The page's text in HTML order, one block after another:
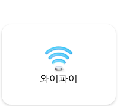
과 조화
치해 있
사지를 주문하거
레스토랑과 관광
있습니다. 사랑에
와이파이